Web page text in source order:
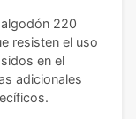
220
resisten el uso
en el
adicionales